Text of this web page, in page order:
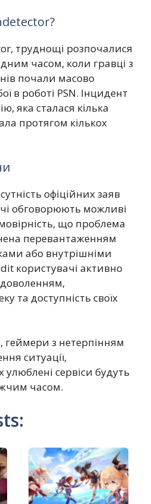
труднощі розпочалися
часом, коли гравці з
почали масово
в роботі PSN. Інцидент
яка сталася кілька
протягом кількох
офіційних заяв
обговорюють можливі
що проблема
перевантаженням
або внутрішніми
користувачі активно
та доступність своїх
геймери з нетерпінням
ситуації,
сервіси будуть
часом.